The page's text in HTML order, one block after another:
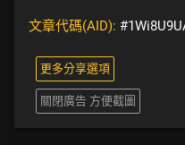
文章代碼(AID):
更多分享選項
關閉廣告 方便截圖